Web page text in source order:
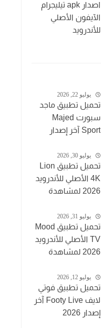
اصدار apk تيليجرام
الآيفون الأصلي
للأندرويد
يوليو 22, 2026
تحميل تطبيق ماجد
سبورت Majed
Sport آخر إصدار
المباريات مجاناً
يوليو 30, 2026
تحميل تطبيق Lion
4K الأصلي للأندرويد
2026 لمشاهدة
مجاناًيوليو 31, 2026
تحميل تطبيق Mood
TV الأصلي للأندرويد
2026 لمشاهدة
والأفلام
يوليو 12, 2026
تحميل تطبيق فوتي
لايف Footy Live آخر
إصدار 2026